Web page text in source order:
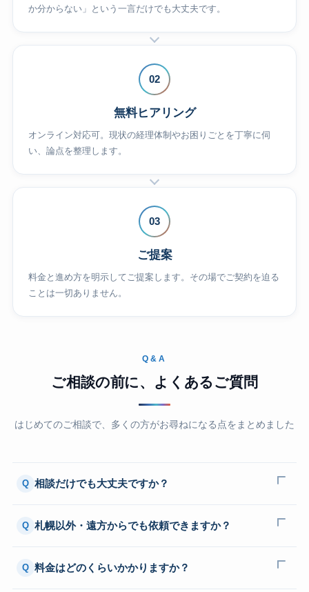
か分からない」という一言だけでも大丈夫です。
02
無料ヒアリング
オンライン対応可。現状の経理体制やお困りごとを丁寧に伺
い、論点を整理します。
03
ご提案
料金と進め方を明示してご提案します。その場でご契約を迫る
ことは一切ありません。
Q&A
ご相談の前に、よくあるご質問
はじめてのご相談で、多くの方がお尋ねになる点をまとめました
Q 相談だけでも大丈夫ですか？
Q 札幌以外・遠方からでも依頼できますか？
Q 料金はどのくらいかかりますか？